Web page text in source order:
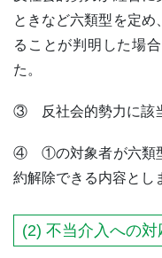
ときなど六類型を定
ることが判明した場
た。
③ 反社会的勢力に該当
④ ①の対象者が六類型
約解除できる内容とし
(2) 不当介入への